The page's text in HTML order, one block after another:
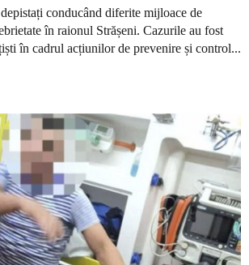
conducând diferite mijloace de
în raionul Strășeni. Cazurile au fost
în cadrul acțiunilor de prevenire și control...